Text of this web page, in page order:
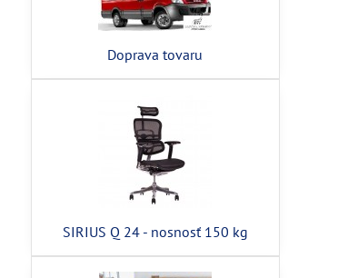
Doprava tovaru
SIRIUS Q 24 - nosnosť 150 kg